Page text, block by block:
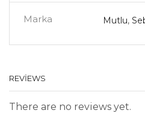
Marka Mutlu,
REVIEWS
There are no reviews yet.